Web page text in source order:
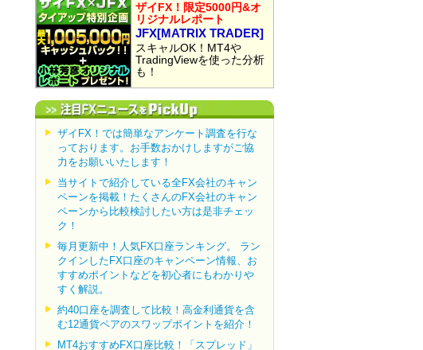
ザイFX！限定5000円&オ
リジナルレポート
JFX[MATRIX TRADER]
スキャルOK！MT4や
TradingViewを使った分析
も！
ザイFX！では簡単なアンケート調査を行な
っております。お手数おかけしますがご協
力をお願いいたします！
当サイトで紹介している全FX会社のキャン
ペーンを掲載！たくさんのFX会社のキャン
ペーンから比較検討したい方は是非チェッ
ク！
毎月更新中！人気FX口座ランキング。 ラン
クインしたFX口座のキャンペーン情報、お
すすめポイントなどを初心者にもわかりや
すく解説。
約40口座を調査して比較！高金利通貨を含
む12通貨ペアのスワップポイントを紹介！
MT4おすすめFX口座比較！「スプレッド」